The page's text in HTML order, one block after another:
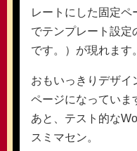
レートにした固定ペ
でテンプレート設定
です。）が現れます。
おもいっきりデザイ
ページになっていま
あと、テスト的な
スミマセン。